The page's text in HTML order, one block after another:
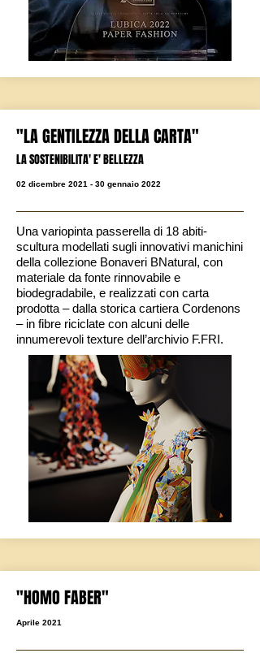
"LA GENTILEZZA DELLA CARTA"
LA SOSTENIBILITA' E' BELLEZZA
02 dicembre 2021 - 30 gennaio 2022
Una variopinta passerella di 18 abiti-
scultura modellati sugli innovativi manichini
della collezione Bonaveri BNatural, con
materiale da fonte rinnovabile e
biodegradabile, e realizzati con carta
prodotta – dalla storica cartiera Cordenons
– in fibre riciclate con alcuni delle
innumerevoli texture dell’archivio F.FRI.
"HOMO FABER"
Aprile 2021